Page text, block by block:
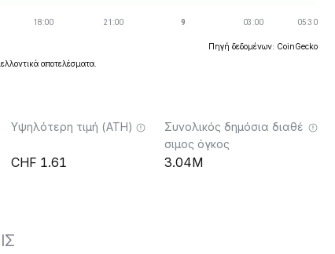
Πηγή δεδομένων: CoinGecko
αποτελέσματα.
Υψηλότερη τιμή (ATH)
1.61
Συνολικός δημόσια διαθέ
σιμος όγκος
3.04M